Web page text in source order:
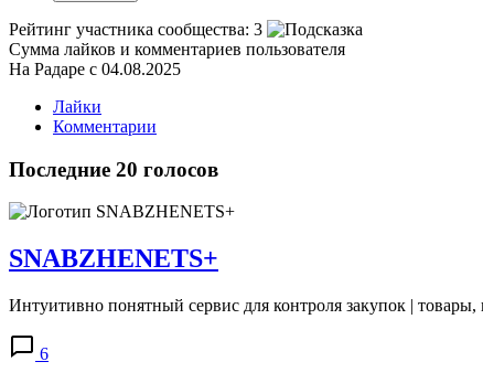
Рейтинг участника сообщества: 3
Сумма лайков и комментариев пользователя
На Радаре с 04.08.2025
Лайки
Комментарии
Последние 20 голосов
SNABZHENETS+
Интуитивно понятный сервис для контроля закупок |
6